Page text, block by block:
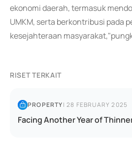
ekonomi daerah, termasuk
UMKM, serta berkontribusi pada
kesejahteraan
RISET TERKAIT
PROPERTY|28 FEBRUARY 2025
Facing Another Year of